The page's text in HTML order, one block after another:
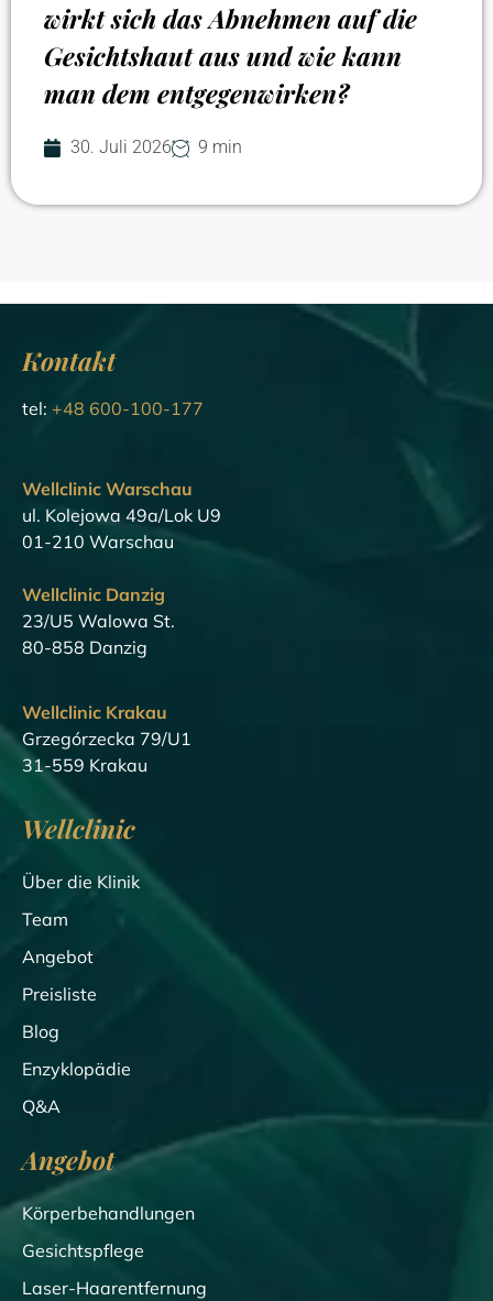
wirkt sich das Abnehmen auf die
Gesichtshaut aus und wie kann
man dem entgegenwirken?
30. Juli 2026 9 min
Kontakt
tel: +48 600-100-177
Wellclinic Warschau
ul. Kolejowa 49a/Lok U9
01-210 Warschau
Wellclinic Danzig
23/U5 Walowa St.
80-858 Danzig
Wellclinic Krakau
Grzegórzecka 79/U1
31-559 Krakau
Wellclinic
Über die Klinik
Team
Angebot
Preisliste
Blog
Enzyklopädie
Q&A
Angebot
Körperbehandlungen
Gesichtspflege
Laser-Haarentfernung